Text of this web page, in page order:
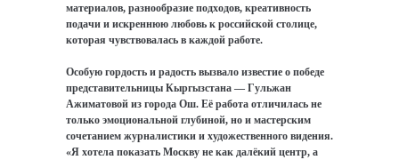
материалов, разнообразие подходов, креативность
подачи и искреннюю любовь к российской столице,
которая чувствовалась в каждой работе.
Особую гордость и радость вызвало известие о победе
представительницы Кыргызстана — Гульжан
Ажиматовой из города Ош. Её работа отличилась не
только эмоциональной глубиной, но и мастерским
сочетанием журналистики и художественного видения.
«Я хотела показать Москву не как далёкий центр, а